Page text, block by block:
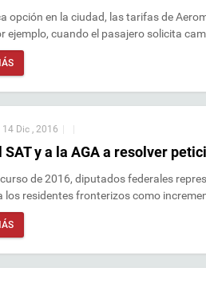
opción en la ciudad, las tarifas de
ejemplo, cuando el pasajero solicita
14 Dic , 2016
SAT y a la AGA a resolver
de 2016, diputados federales
los residentes fronterizos como